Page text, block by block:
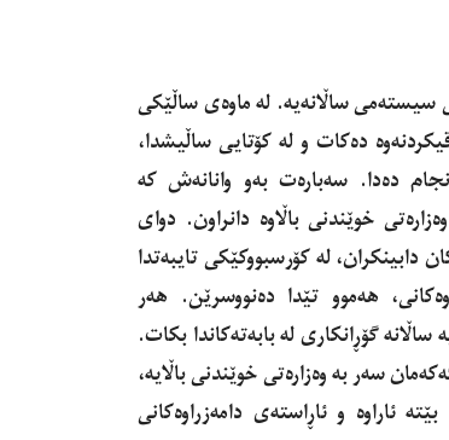
ساڵانه‌یه‌. له‌ ماوه‌ى ساڵێكى
ده‌كات و له‌ كۆتایى ساڵیشدا،
ده‌دا. سه‌باره‌ت به‌و وانانه‌ش كه‌
خوێندنى باڵاوه‌ دانراون. دواى
دابینكران، له‌ كۆرسبووكێكى تایبه‌تدا
هه‌موو تێدا ده‌نووسرێن. هه‌ر
گۆڕانكارى له‌ بابه‌ته‌كاندا بكات.
سه‌ر به‌ وه‌زاره‌تى خوێندنى باڵایه‌،
ئاراوه‌ و ئاڕاسته‌ى دامه‌زراوه‌كانى